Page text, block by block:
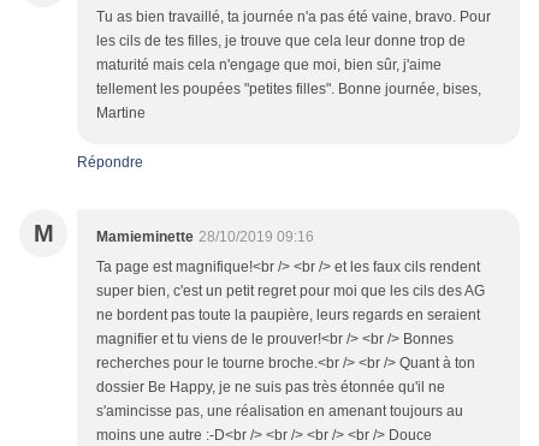
Tu as bien travaillé, ta journée n'a pas été vaine, bravo. Pour
les cils de tes filles, je trouve que cela leur donne trop de
maturité mais cela n'engage que moi, bien sûr, j'aime
tellement les poupées "petites filles". Bonne journée, bises,
Martine
Répondre
M Mamieminette 28/10/2019 09:16
Ta page est magnifique!<br /> <br /> et les faux cils rendent
super bien, c'est un petit regret pour moi que les cils des AG
ne bordent pas toute la paupière, leurs regards en seraient
magnifier et tu viens de le prouver!<br /> <br /> Bonnes
recherches pour le tourne broche.<br /> <br /> Quant à ton
dossier Be Happy, je ne suis pas très étonnée qu'il ne
s'amincisse pas, une réalisation en amenant toujours au
moins une autre :-D<br /> <br /> <br /> <br /> Douce